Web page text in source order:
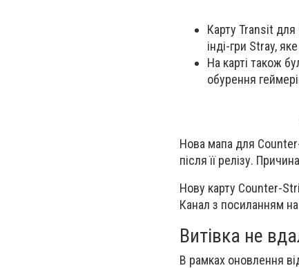
Карту Transit
інді-гри Stray,
На карті також
обурення
Нова мапа для
після її релізу.
Нову карту Counter-
Канал з посиланням
Витівка не
В рамках оновлення